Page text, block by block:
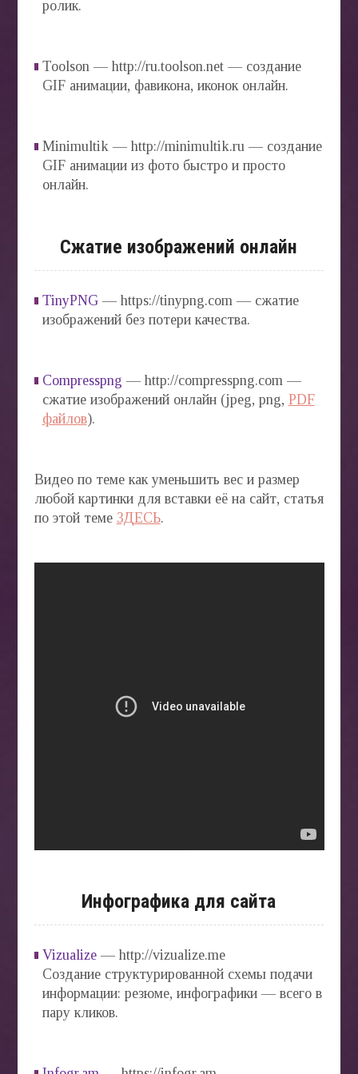
ролик.
Toolson — http://ru.toolson.net — создание
GIF анимации, фавикона, иконок онлайн.
Minimultik — http://minimultik.ru — создание
GIF анимации из фото быстро и просто
онлайн.
Сжатие изображений онлайн
TinyPNG— https://tinypng.com — сжатие
изображений без потери качества.
Compresspng — http://compresspng.com —
сжатие изображений онлайн (jpeg, png, PDF
файлов).
Видео по теме как уменьшить вес и размер
любой картинки для вставки её на сайт, статья
по этой теме ЗДЕСЬ.
Инфографика для сайта
Vizualize— http://vizualize.me
Создание структурированной схемы подачи
информации: резюме, инфографики — всего в
пару кликов.